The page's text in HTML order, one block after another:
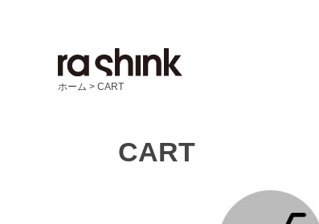
ホーム > CART
CART